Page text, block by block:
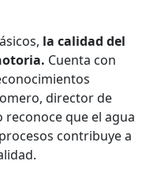
la calidad del
Cuenta con
director de
reconoce que el agua
contribuye a